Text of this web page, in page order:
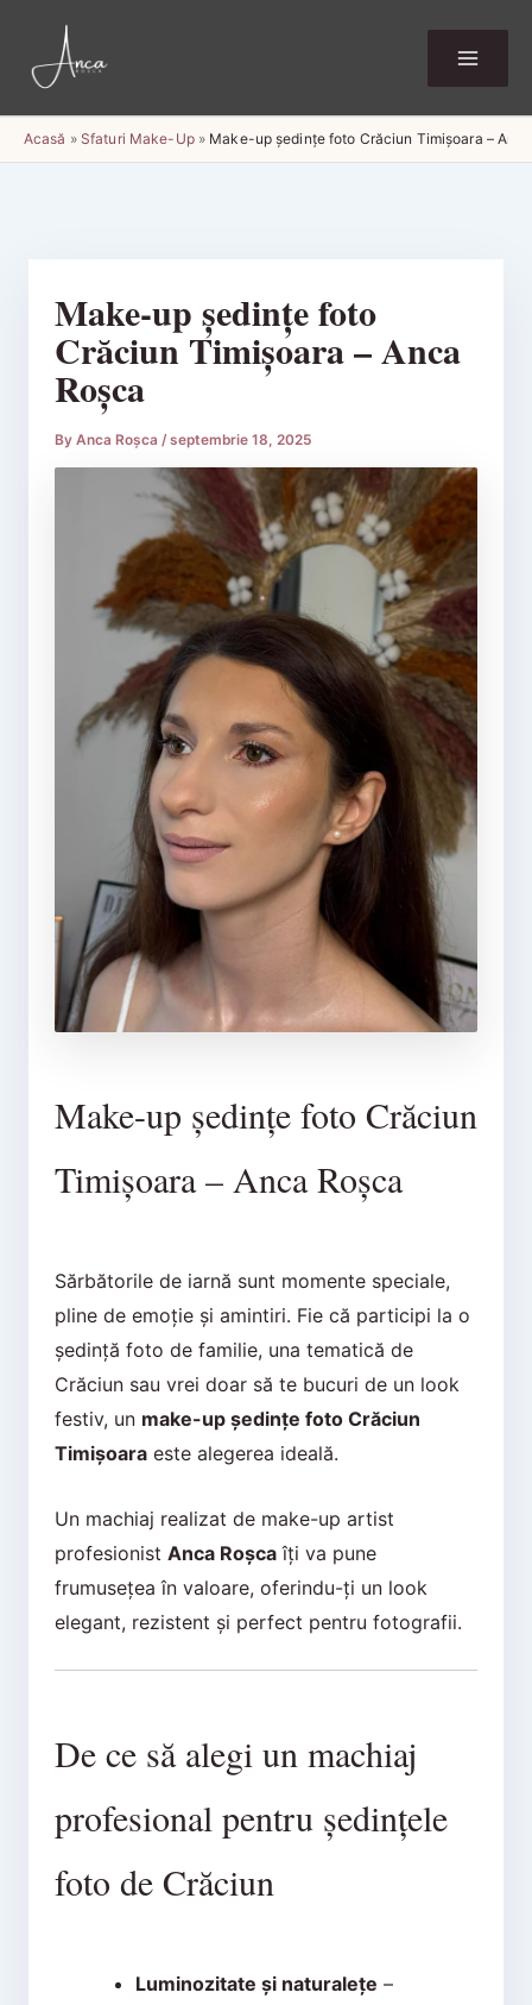
content
Acasă » Sfaturi Make-Up» Make-up ședințe foto Crăciun Timișoara –
Make-up ședințe foto
Crăciun Timișoara – Anca
Roșca
By Anca Roșca /septembrie 18, 2025
Make-up ședințe foto Crăciun
Timișoara – Anca Roșca
Sărbătorile de iarnă sunt momente speciale,
pline de emoție și amintiri. Fie că participi la o
ședință foto de familie, una tematică de
Crăciun sau vrei doar să te bucuri de un look
festiv, un make-up ședințe foto Crăciun
Timișoaraeste alegerea ideală.
Un machiaj realizat de make-up artist
profesionist Anca Roșcaîți va pune
frumusețea în valoare, oferindu-ți un look
elegant, rezistent și perfect pentru fotografii.
De ce să alegi un machiaj
profesional pentru ședințele
foto de Crăciun
Luminozitate și naturalețe –